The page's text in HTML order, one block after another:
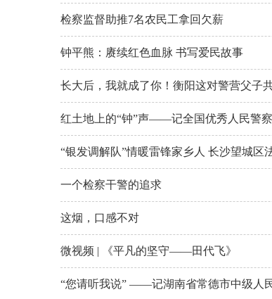
检察监督助推7名农民工拿回欠薪
钟平熊：赓续红色血脉 书写爱民故事
长大后，我就成了你！衡阳这对警营父子
红土地上的“钟”声——记全国优秀人民警
“银发调解队”情暖雷锋家乡人 长沙望城区
一个检察干警的追求
这烟，口感不对
微视频 | 《平凡的坚守——田代飞》
“您请听我说” ——记湖南省常德市中级人